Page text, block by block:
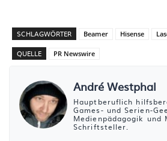
SCHLAGWÖRTER Beamer Hisense
QUELLE PR Newswire
André Westphal
Hauptberuflich
Games- und Serien-
Medienpädagogik und
Schriftsteller.